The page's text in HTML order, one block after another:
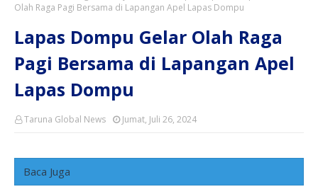
Olah Raga Pagi Bersama di Lapangan Apel Lapas Dompu
Lapas Dompu Gelar Olah Raga
Pagi Bersama di Lapangan Apel
Lapas Dompu
Taruna Global News Jumat, Juli 26, 2024
Baca Juga